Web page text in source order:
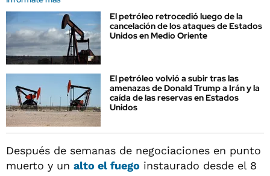
El petróleo retrocedió luego de la
cancelación de los ataques de Estados
Unidos en Medio Oriente
El petróleo volvió a subir tras las
amenazas de Donald Trump a Irán y la
caída de las reservas en Estados
Unidos
Después de semanas de negociaciones en punto
muerto y un alto el fuego instaurado desde el 8